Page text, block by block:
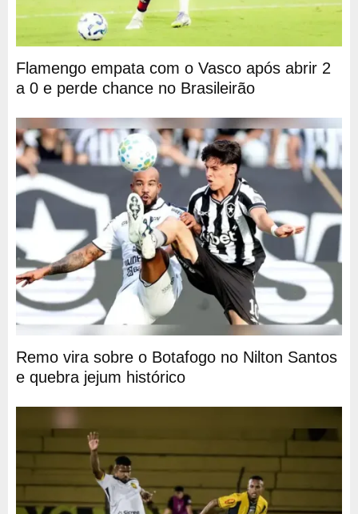
Flamengo empata com o Vasco após abrir 2
a 0 e perde chance no Brasileirão
Remo vira sobre o Botafogo no Nilton Santos
e quebra jejum histórico